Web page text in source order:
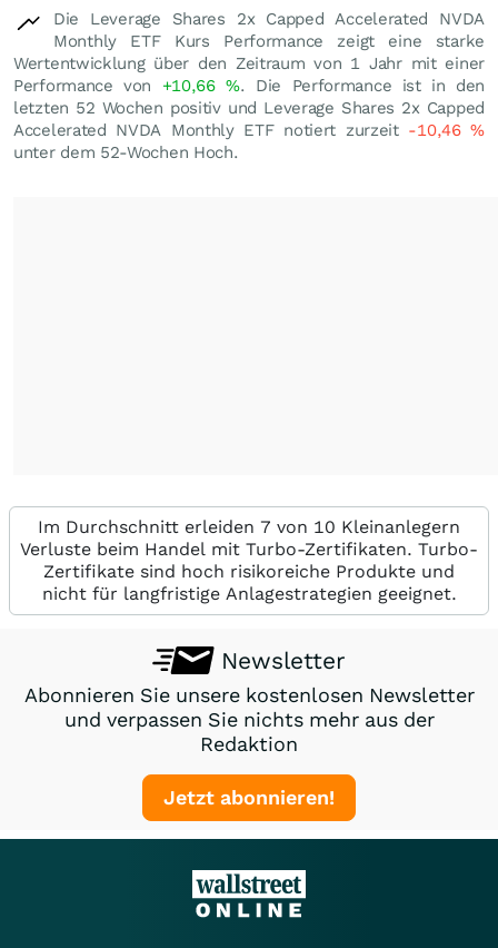
Die Leverage Shares 2x Capped Accelerated NVDA
Monthly ETF Kurs Performance zeigt eine starke
Wertentwicklung über den Zeitraum von 1 Jahr mit einer
Performance von +10,66%. Die Performance ist in den
letzten 52 Wochen positiv und Leverage Shares 2x Capped
Accelerated NVDA Monthly ETF notiert zurzeit -10,46%
unter dem 52-Wochen Hoch.
Im Durchschnitt erleiden 7 von 10 Kleinanlegern
Verluste beim Handel mit Turbo-Zertifikaten. Turbo-
Zertifikate sind hoch risikoreiche Produkte und
nicht für langfristige Anlagestrategien geeignet.
Newsletter
Abonnieren Sie unsere kostenlosen Newsletter
und verpassen Sie nichts mehr aus der
Redaktion
Jetzt abonnieren!